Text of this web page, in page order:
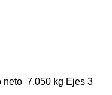
neto 7.050 kg Ejes 3